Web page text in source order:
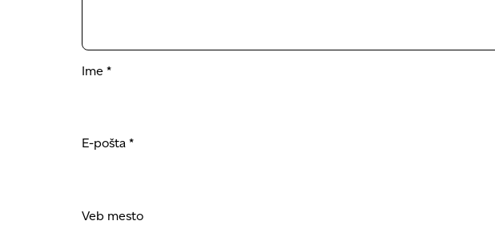
Ime *
E-pošta *
Veb mesto